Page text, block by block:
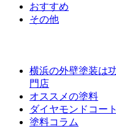
おすすめ
その他
横浜の外壁塗装は
門店
オススメの塗料
ダイヤモンドコート
塗料コラム